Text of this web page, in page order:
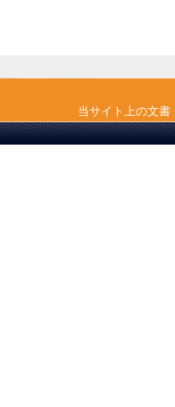
当サイト上の文